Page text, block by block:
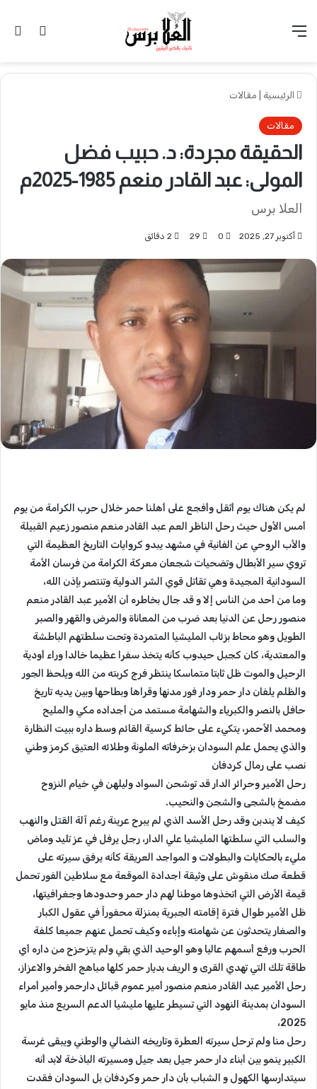
الرئيسية مقالات
مقالات
الحقيقة مجردة: د. حبيب فضل
المولى: عبد القادر منعم 1985-2025م
العلا برس
أكتوبر 27, 2025 0
29
لم يكن هناك يوم أثقل وأفجع على أهلنا حمر خلال حرب الكرامة من يوم
أمس الأول حيث رحل الناظر العم عبد القادر منعم منصور زعيم القبيلة
والأب الروحي عن الفانية في مشهد يبدو كروايات التاريخ العظيمة التي
تروي سير الأبطال وتضحيات شجعان معركة الكرامة من فرسان الأمة
السودانية المجيدة وهي تقاتل قوي الشر الدولية وتنتصر بإذن الله،
وما من أحد من الناس إلا و قد جال بخاطره أن الأمير عبد القادر منعم
منصور رحل عن الدنيا بعد ضرب من المعاناة والمرض والقهر والصبر
الطويل وهو محاط بزئاب المليشيا المتمردة وتحت سلطتهم الباطشة
والمعتدية، كان كجبل حيدوب كأنه يتخذ سفرا عظيما خالدا وراء أودية
الرحيل والموت ظل ثابتا متماسكا ينتظر فرج كربته من الله ويلحظ الجور
والظلم يلفان دار حمر ودار فور مدنها وقراها وبطاحها وبين يديه تاريخ
حافل بالنصر والكبرياء والشهامة مستمد من أجداده مكي والمليح
ومحمد الأحمر، يتكيء على حائط كرسية القائم وسط داره ببيت النظارة
والذي يحمل علم السودان بزخرفاته الملونة وطلائه العتيق كرمز وطني
نصب على رمال كردفان
رحل الأمير وحرائر الدار قد توشحن السواد وليلهن في خيام النزوح
مضمخ بالشجى والشجن والنحيب.
كيف لا يندبن وقد رحل الأسد الذي لم يبرح عرينة رغم آلة القتل والنهب
والسلب التي سلطتها المليشيا علي الدار، رجل يرفل في عز تليد وماض
مليء بالحكايات والبطولات و المواجد العريقة كأنه يرفق سيرته على
قطعة صك منقوش على وثيقة اجدادة الموقعة مع سلاطين الفور تحمل
قيمة الأرض التي اتخذوها موطنا لهم دار حمر وحدودها وجغرافيتها،
ظل الأمير طوال فترة إقامته الجبرية بمنزلة محفوراً في عقول الكبار
والصغار يتحدثون عن شهامته وإباءه وكيف تحمل عنهم جميعا كلفة
الحرب ورفع أسمهم عاليا وهو الوحيد الذي بقي ولم يتزحزح من داره أي
طاقة تلك التي تهدي القرى و الريف بديار حمر كلها مباهج الفخر والاعزاز،
رحل الأمير عبد القادر منعم منصور أمير عموم قبائل دارحمر وأمير أمراء
السودان بمدينة النهود التي تسيطر عليها مليشيا الدعم السريع منذ مايو
2025،
رحل منا ولم ترحل سيرته العطرة وتاريخه النضالي والوطني ويبقى غرسة
الكبير ينمو بين أبناء دار حمر جيل بعد جيل ومسيرته الباذخة لابد أنه
سيتدارسها الكهول و الشباب بأن دار حمر وكردفان بل السودان فقدت